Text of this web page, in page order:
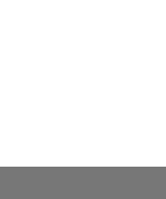
Le opzioni possono